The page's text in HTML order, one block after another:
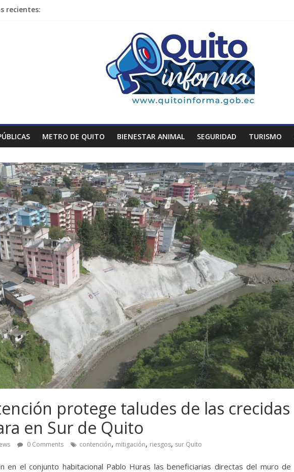
recientes:
METRO DE QUITO BIENESTAR ANIMAL SEGURIDAD TURISMO
protege taludes de las crecidas
en Sur de Quito
0 Comments contención, mitigación, riesgos, sur Quito
en el conjunto habitacional Pablo Huras las beneficiarias directas del muro de